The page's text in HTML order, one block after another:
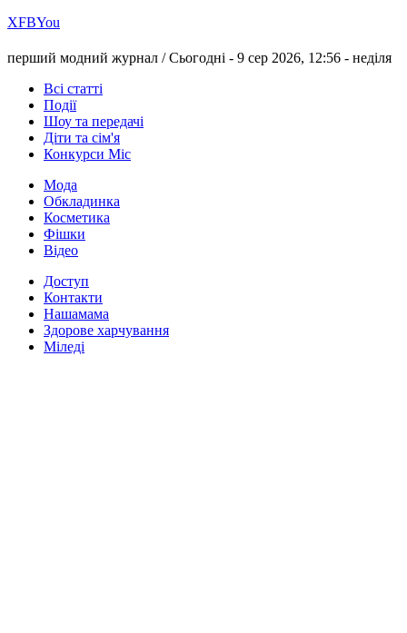
ХFBYou
перший модний журнал /Сьогодні - 9 сер 2026, 12:56 - неділя
Всі статті
Події
Шоу та передачі
Діти та сім'я
Конкурси Міс
Мода
Обкладинка
Косметика
Фішки
Відео
Доступ
Контакти
Нашамама
Здорове харчування
Міледі